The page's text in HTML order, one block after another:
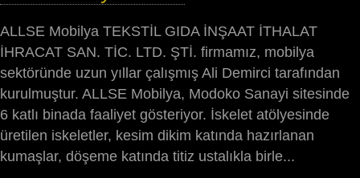
ALLSE Mobilya TEKSTİL GIDA İNŞAAT İTHALAT
İHRACAT SAN. TİC. LTD. ŞTİ. firmamız, mobilya
sektöründe uzun yıllar çalışmış Ali Demirci tarafından
kurulmuştur. ALLSE Mobilya, Modoko Sanayi sitesinde
6 katlı binada faaliyet gösteriyor. İskelet atölyesinde
üretilen iskeletler, kesim dikim katında hazırlanan
kumaşlar, döşeme katında titiz ustalıkla birle...